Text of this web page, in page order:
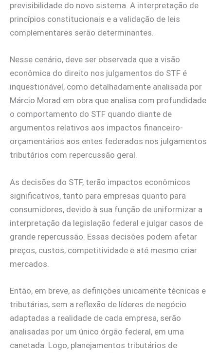
previsibilidade do novo sistema. A interpretação de
princípios constitucionais e a validação de leis
complementares serão determinantes.
Nesse cenário, deve ser observada que a visão
econômica do direito nos julgamentos do STF é
inquestionável, como detalhadamente analisada por
Márcio Morad em obra que analisa com profundidade
o comportamento do STF quando diante de
argumentos relativos aos impactos financeiro-
orçamentários aos entes federados nos julgamentos
tributários com repercussão geral.
As decisões do STF, terão impactos econômicos
significativos, tanto para empresas quanto para
consumidores, devido à sua função de uniformizar a
interpretação da legislação federal e julgar casos de
grande repercussão. Essas decisões podem afetar
preços, custos, competitividade e até mesmo criar
mercados.
Então, em breve, as definições unicamente técnicas e
tributárias, sem a reflexão de líderes de negócio
adaptadas a realidade de cada empresa, serão
analisadas por um único órgão federal, em uma
canetada. Logo, planejamentos tributários de